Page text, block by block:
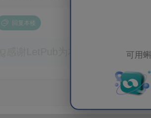
可用
回复本楼
感谢LetPub为本论文提供专业
效应及界面电荷传输等研究内容，
论述逻辑进行了系统梳理，使研究
析及机理讨论之间的关系更加清晰